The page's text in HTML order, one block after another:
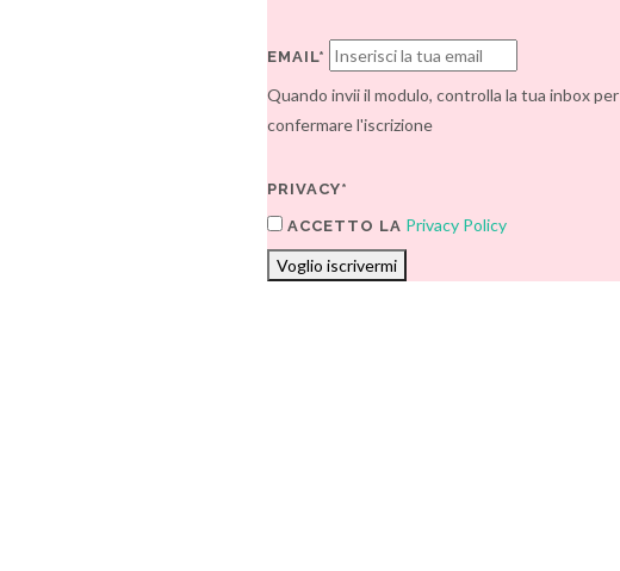
EMAIL*
Quando invii il modulo, controlla la tua inbox per
confermare l'iscrizione
PRIVACY*
ACCETTO LA Privacy Policy
Voglio iscrivermi